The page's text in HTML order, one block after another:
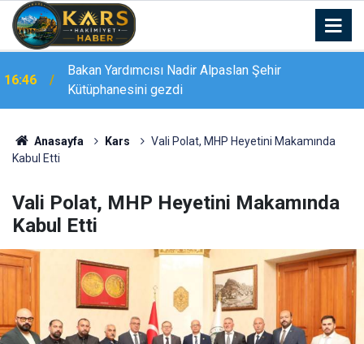
16:46
Bakan Yardımcısı Nadir Alpaslan Şehir
Kütüphanesini gezdi
Anasayfa Kars
Vali Polat, MHP Heyetini Makamında
Kabul Etti
Vali Polat, MHP Heyetini Makamında
Kabul Etti